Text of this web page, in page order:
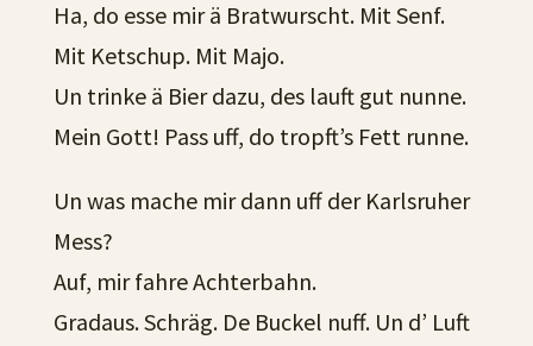
Ha, do esse mir ä Bratwurscht. Mit Senf.
Mit Ketschup. Mit Majo.
Un trinke ä Bier dazu, des lauft gut nunne.
Mein Gott! Pass uff, do tropft’s Fett runne.
Un was mache mir dann uff der Karlsruher
Mess?
Auf, mir fahre Achterbahn.
Gradaus. Schräg. De Buckel nuff. Un d’ Luft